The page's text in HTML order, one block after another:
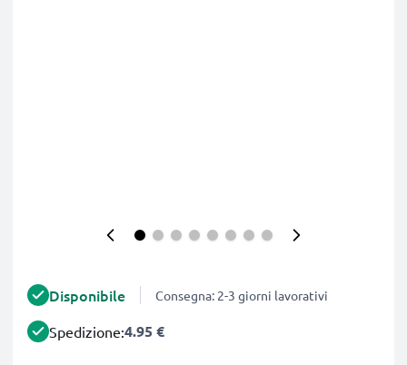
Disponibile Consegna: 2-3 giorni lavorativi
Spedizione:4.95 €